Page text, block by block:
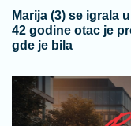
Marija (3) se igrala
42 godine otac je
gde je bila